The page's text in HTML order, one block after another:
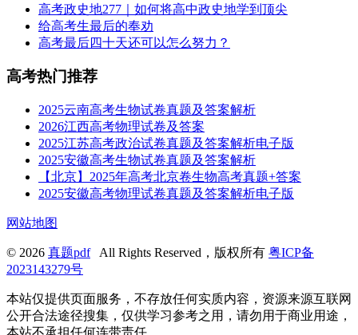
高考政史地277｜如何将高中政史地学到顶尖
给高考生最后的奉劝
高考最后四十天还可以怎么努力？
高考热门推荐
2025云南高考生物试卷真题及答案解析
2026江西高考物理试卷及答案
2025江苏高考政治试卷真题及答案解析电子版
2025安徽高考生物试卷真题及答案解析
【北京】2025年高考北京卷生物高考真题+答案
2025安徽高考物理试卷真题及答案解析电子版
网站地图
© 2026 真题pdfAll Rights Reserved，版权所有 粤ICP备
2023143279号
本站仅提供页面服务，不存放任何实质内容，资源来源互联网
公开合法途径搜集，仅供学习参考之用，请勿用于商业用途，
本站不承担任何连带责任。